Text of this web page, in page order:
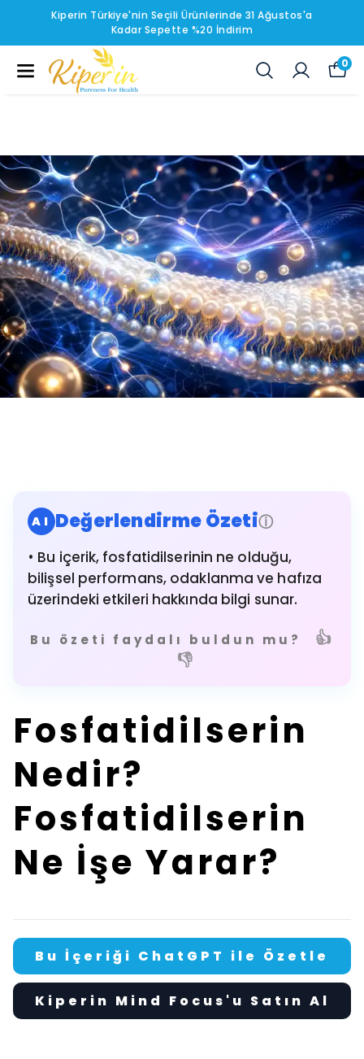
Kiperin Türkiye'nin Seçili Ürünlerinde 31 Ağustos'a
Kadar Sepette %20 İndirim
0
AI Değerlendirme Özetiⓘ
• Bu içerik, fosfatidilserinin ne olduğu,
bilişsel performans, odaklanma ve hafıza
üzerindeki etkileri hakkında bilgi sunar.
Bu özeti faydalı buldun mu?
👍
👎
Fosfatidilserin
Nedir?
Fosfatidilserin
Ne İşe Yarar?
Bu İçeriği ChatGPT ile Özetle
Kiperin Mind Focus'u Satın Al